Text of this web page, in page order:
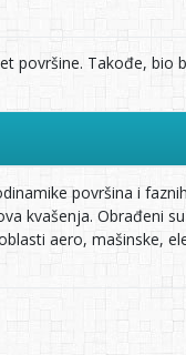
površine. Takođe, bio
površina i
kvašenja. Obrađeni
aero, mašinske,